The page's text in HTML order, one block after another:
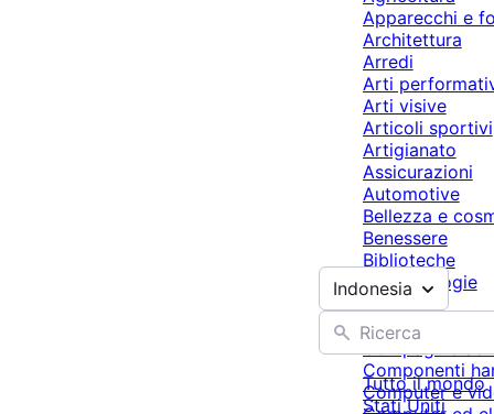
Apparecchi e
Architettura
Arredi
Arti
Arti visive
Articoli sportivi
Artigianato
Assicurazioni
Automotive
Bellezza e
Benessere
Biblioteche
Biotecnologie
Ceramica
Cibi e bevande
Componenti
Computer e
Indonesia
Tutto il mondo
Stati Uniti